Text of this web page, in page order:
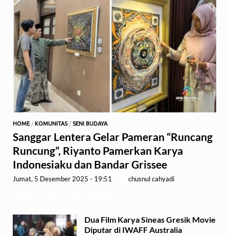
HOME / KOMUNITAS/ SENI BUDAYA
Sanggar Lentera Gelar Pameran “Runcang
Runcung”, Riyanto Pamerkan Karya
Indonesiaku dan Bandar Grissee
Jumat, 5 Desember 2025 - 19:51 chusnul cahyadi
Dua Film Karya Sineas Gresik Movie
Diputar di IWAFF Australia